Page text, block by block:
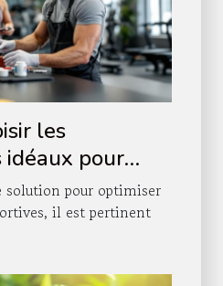
les
pour
?
solution pour optimiser
il est pertinent